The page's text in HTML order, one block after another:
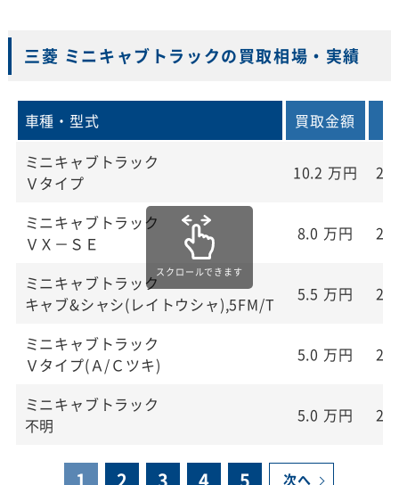
三菱 ミニキャブトラックの買取相場・実績
車種・型式 買取金額
ミニキャブトラック
Ｖタイプ
10.2 万円
ミニキャブトラック
ＶＸ－ＳＥ
8.0 万円
ミニキャブトラック
キャブ&シャシ(レイトウシャ),5FM/T
5.5 万円
ミニキャブトラック
Ｖタイプ(Ａ/Ｃツキ)
5.0 万円
ミニキャブトラック
不明
5.0 万円
次へ